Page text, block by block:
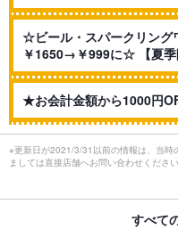
☆ビール・スパークリング
￥1650→￥999に☆ 【夏季
★お会計金額から1000円
※更新日が2021/3/31以前の情報は、当時
ましては直接店舗へお問い合わせください
すべて